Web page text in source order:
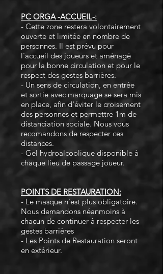
PC ORGA -ACCUEIL-:
- Cette zone restera volontairement
ouverte et limitée en nombre de
personnes. Il est prévu pour
l'accueil des joueurs et aménagé
pour la bonne circulation et pour le
respect des gestes barrières.
- Un sens de circulation, en entrée
et sortie avec marquage se sera mis
en place, afin d'éviter le croisement
des personnes et permettre 1m de
distanciation sociale. Nous vous
recomandons de respecter ces
distances.
- Gel hydroalcoolique disponible à
chaque lieu de passage joueur.
POINTS DE RESTAURATION:
- Le masque n'est plus obligatoire.
Nous demandons néanmoins à
chacun de continuer à respecter les
gestes barrières
- Les Points de Restauration seront
en extérieur.